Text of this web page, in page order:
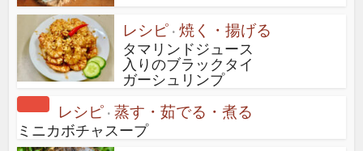
レシピ • 焼く・揚げる
タマリンドジュース
入りのブラックタイ
ガーシュリンプ
レシピ • 蒸す・茹でる・煮る
ミニカボチャスープ